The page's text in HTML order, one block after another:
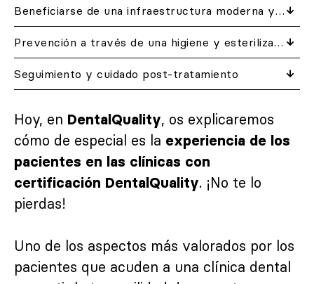
Beneficiarse de una infraestructura moderna y tecnología de vanguardia
Prevención a través de una higiene y esterilización impecables
Seguimiento y cuidado post-tratamiento
Hoy, en DentalQuality, os explicaremos
cómo de especial es la experiencia de los
pacientes en las clínicas con
certificación DentalQuality. ¡No te lo
pierdas!
Uno de los aspectos más valorados por los
pacientes que acuden a una clínica dental